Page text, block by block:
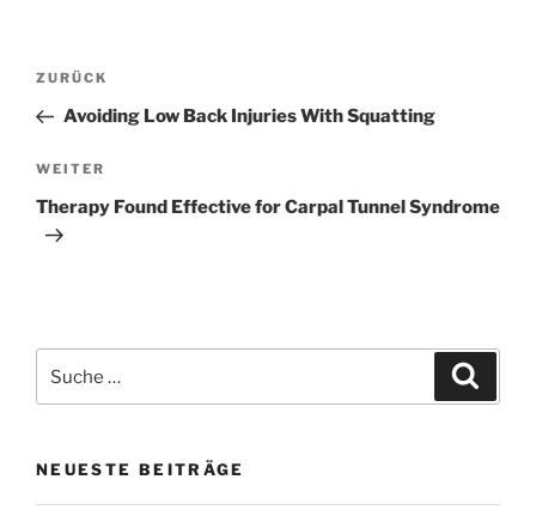
Beitragsnavigation
Vorheriger
Beitrag
ZURÜCK
Avoiding Low Back Injuries With Squatting
Nächster
Beitrag
WEITER
Therapy Found Effective for Carpal Tunnel Syndrome
nach:
NEUESTE BEITRÄGE